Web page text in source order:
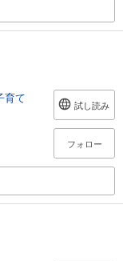
育て
試し読み
フォロー